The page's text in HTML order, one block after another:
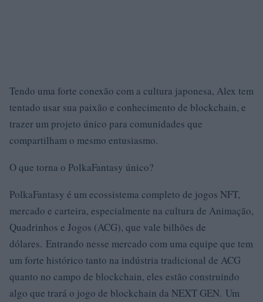
Tendo uma forte conexão com a cultura japonesa, Alex tem
tentado usar sua paixão e conhecimento de blockchain, e
trazer um projeto único para comunidades que
compartilham o mesmo entusiasmo.
O que torna o PolkaFantasy único?
PolkaFantasy é um ecossistema completo de jogos NFT,
mercado e carteira, especialmente na cultura de Animação,
Quadrinhos e Jogos (ACG), que vale bilhões de
dólares. Entrando nesse mercado com uma equipe que tem
um forte histórico tanto na indústria tradicional de ACG
quanto no campo de blockchain, eles estão construindo
algo que trará o jogo de blockchain da NEXT GEN. Um